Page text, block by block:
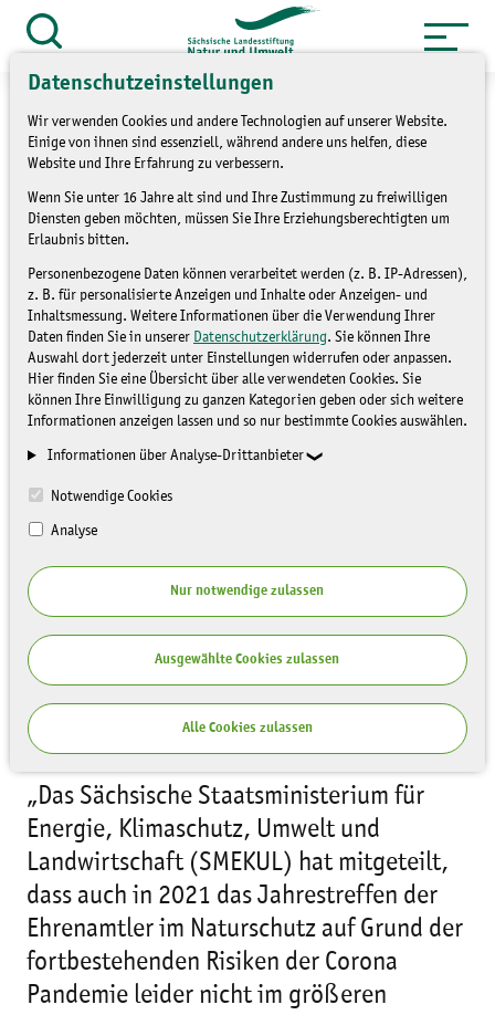
Datenschutzeinstellungen
Wir verwenden Cookies und andere Technologien auf unserer Website.
Einige von ihnen sind essenziell, während andere uns helfen, diese
Website und Ihre Erfahrung zu verbessern.
Wenn Sie unter 16 Jahre alt sind und Ihre Zustimmung zu freiwilligen
Diensten geben möchten, müssen Sie Ihre Erziehungsberechtigten um
Erlaubnis bitten.
Personenbezogene Daten können verarbeitet werden (z. B. IP-Adressen),
z. B. für personalisierte Anzeigen und Inhalte oder Anzeigen- und
Inhaltsmessung. Weitere Informationen über die Verwendung Ihrer
Daten finden Sie in unserer Datenschutzerklärung. Sie können Ihre
Auswahl dort jederzeit unter Einstellungen widerrufen oder anpassen.
Hier finden Sie eine Übersicht über alle verwendeten Cookies. Sie
können Ihre Einwilligung zu ganzen Kategorien geben oder sich weitere
Informationen anzeigen lassen und so nur bestimmte Cookies auswählen.
Informationen über Analyse-Drittanbieter
Notwendige Cookies
Analyse
Nur notwendige zulassen
Ausgewählte Cookies zulassen
Alle Cookies zulassen
Zum
Inhalt
springen
öffnen
Service » Presse und Medien
» Pressemitteilungen
Jahrestreffen der
Ehrenamtler im
Naturschutz nur in kleiner
Runde
PRESSEMITTEILUNGEN
„Das Sächsische Staatsministerium für
Energie, Klimaschutz, Umwelt und
Landwirtschaft (SMEKUL) hat mitgeteilt,
dass auch in 2021 das Jahrestreffen der
Ehrenamtler im Naturschutz auf Grund der
fortbestehenden Risiken der Corona
Pandemie leider nicht im größeren